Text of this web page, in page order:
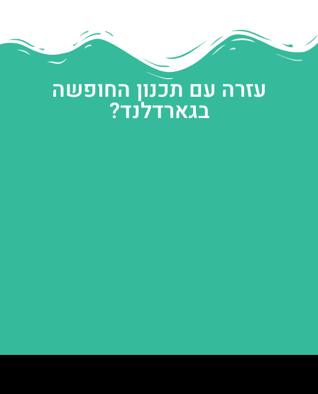
עזרה עם תכנון החופשה
בגארדלנד?